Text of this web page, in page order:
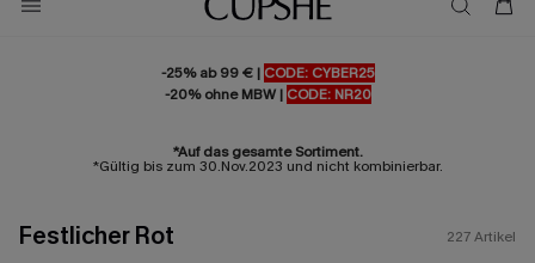
-25% ab 99 € | CODE: CYBER25
-20% ohne MBW | CODE: NR20
*Auf das gesamte Sortiment.
*Gültig bis zum 30.Nov.2023 und nicht kombinierbar.
Festlicher Rot 227Artikel